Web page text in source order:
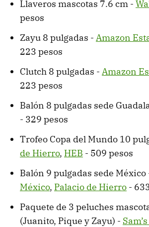
Llaveros mascotas 7.6 cm -
pesos
Zayu 8 pulgadas - Amazon
223 pesos
Clutch 8 pulgadas - Amazon
223 pesos
Balón 8 pulgadas sede
- 329 pesos
Trofeo Copa del Mundo 10
de Hierro, HEB - 509 pesos
Balón 9 pulgadas sede México
México, Palacio de Hierro -
Paquete de 3 peluches
(Juanito, Pique y Zayu) -